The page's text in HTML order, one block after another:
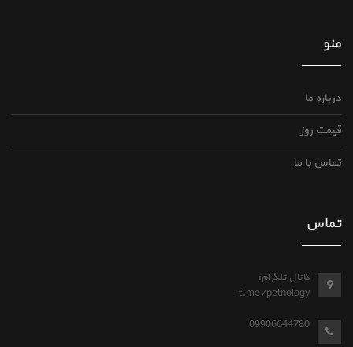
منو
درباره ما
قیمت روز
تماس با ما
تماس
کانال تلگرام:
t.me/petnology
09906644780